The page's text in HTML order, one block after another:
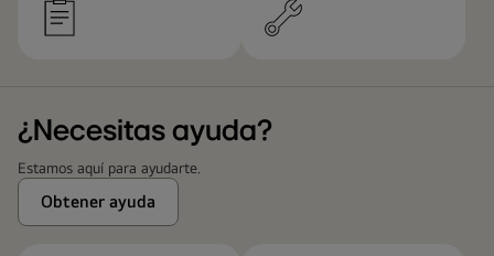
¿Necesitas ayuda?
Estamos aquí para ayudarte.
Obtener ayuda